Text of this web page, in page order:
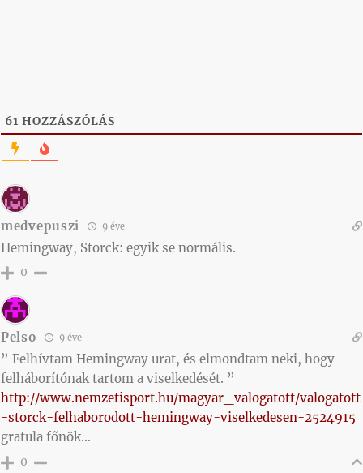
61 HOZZÁSZÓLÁS
medvepuszi 9 éve
Hemingway, Storck: egyik se normális.
0
Pelso 9 éve
” Felhívtam Hemingway urat, és elmondtam neki, hogy
felháborítónak tartom a viselkedését. ”
http://www.nemzetisport.hu/magyar_valogatott/valogatott
-storck-felhaborodott-hemingway-viselkedesen-2524915
gratula főnök…
0